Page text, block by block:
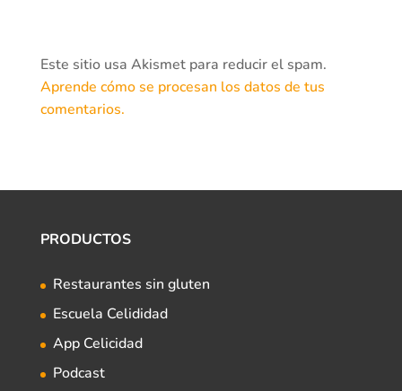
Este sitio usa Akismet para reducir el spam.
Aprende cómo se procesan los datos de tus
comentarios.
PRODUCTOS
Restaurantes sin gluten
Escuela Celididad
App Celicidad
Podcast